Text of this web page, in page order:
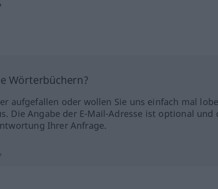
Wörterbüchern?
aufgefallen oder wollen Sie uns einfach mal
Die Angabe der E-Mail-Adresse ist optional und
Ihrer Anfrage.